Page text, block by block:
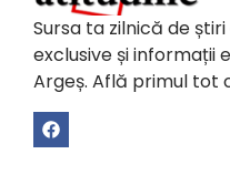
Sursa ta zilnică de
exclusive și informații
Argeș. Află primul tot